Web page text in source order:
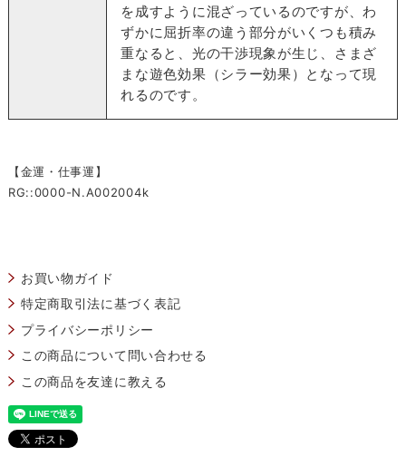
を成すように混ざっているのですが、わ
ずかに屈折率の違う部分がいくつも積み
重なると、光の干渉現象が生じ、さまざ
まな遊色効果（シラー効果）となって現
れるのです。
【金運・仕事運】
RG::0000-N.A002004k
お買い物ガイド
特定商取引法に基づく表記
プライバシーポリシー
この商品について問い合わせる
この商品を友達に教える